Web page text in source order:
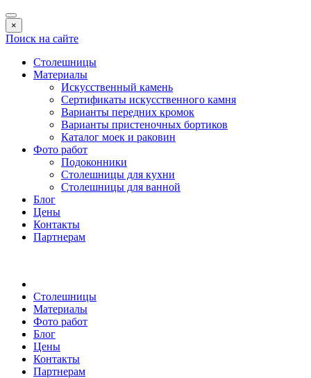
×
Поиск на сайте
Столешницы
Материалы
Искусственный камень
Сертификаты искусственного камня
Варианты передних кромок
Варианты пристеночных бортиков
Каталог моек и раковин
Фото работ
Подоконники
Столешницы для кухни
Столешницы для ванной
Блог
Цены
Контакты
Партнерам
Столешницы
Материалы
Фото работ
Блог
Цены
Контакты
Партнерам